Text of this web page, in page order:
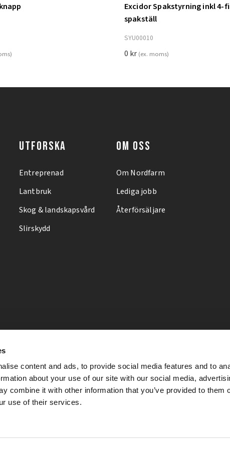
content and ads, to provide social media features and to
about your use of our site with our social media,
combine it with other information that you’ve provided to them
use of their services.
i varukorg Lägg till i varukorg
Excidor Spakstyrning inkl 4-
spakställ
SYU00010
0 kr (ex. moms)
UTFORSKA
Entreprenad
Lantbruk
Skog & landskapsvård
Slirskydd
OM OSS
Om Nordfarm
Lediga jobb
Återförsäljare